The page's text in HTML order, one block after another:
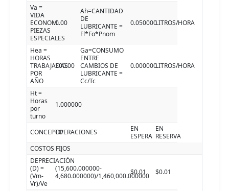
Va =
VIDA
ECONOM.
PIEZAS
ESPECIALES
0.00
Ah=CANTIDAD
DE
LUBRICANTE =
Fl*Fo*Pnom
0.050000LITROS/HORA
Hea =
HORAS
TRABAJADAS
POR
AÑO
500.00
Ga=CONSUMO
ENTRE
CAMBIOS DE
LUBRICANTE =
Cc/Tc
0.000000LITROS/HORA
Ht =
Horas
por
turno
1.000000
CONCEPTOOPERACIONES
EN
ESPERA
EN
RESERVA
COSTOS FIJOS
DEPRECIACIÓN
(D) =
(Vm-
Vr)/Ve
(15,600.000000-
4,680.000000)/1,460,000.000000
$0.01 $0.01